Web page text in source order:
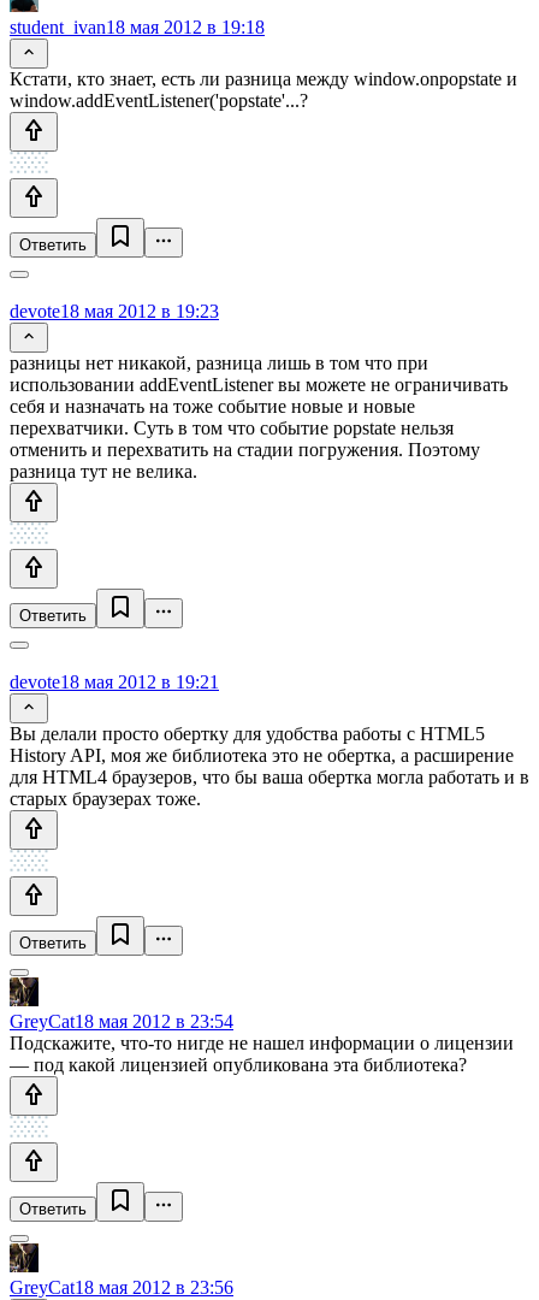
student_ivan18 мая 2012 в 19:18
Кстати, кто знает, есть ли разница между window.onpopstate и
window.addEventListener('popstate'...?
Ответить
devote18 мая 2012 в 19:23
разницы нет никакой, разница лишь в том что при
использовании addEventListener вы можете не ограничивать
себя и назначать на тоже событие новые и новые
перехватчики. Суть в том что событие popstate нельзя
отменить и перехватить на стадии погружения. Поэтому
разница тут не велика.
Ответить
devote18 мая 2012 в 19:21
Вы делали просто обертку для удобства работы с HTML5
History API, моя же библиотека это не обертка, а расширение
для HTML4 браузеров, что бы ваша обертка могла работать и в
старых браузерах тоже.
Ответить
GreyCat18 мая 2012 в 23:54
Подскажите, что-то нигде не нашел информации о лицензии
— под какой лицензией опубликована эта библиотека?
Ответить
GreyCat18 мая 2012 в 23:56